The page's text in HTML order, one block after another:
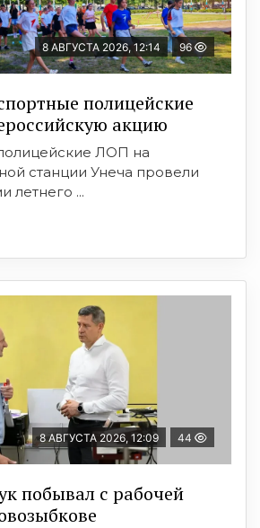
8 АВГУСТА 2026, 12:14 96
полицейские
акцию
ЛОП на
станции Унеча провели
летнего ...
8 АВГУСТА 2026, 12:09 44
побывал с рабочей